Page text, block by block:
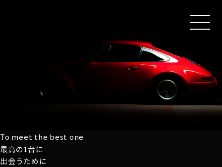
MEN
To meet the best one
最高の1台に
出会うために